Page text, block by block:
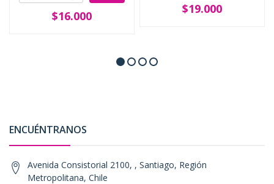
$16.000 $19.000
ENCUÉNTRANOS
Avenida Consistorial 2100, , Santiago, Región
Metropolitana, Chile